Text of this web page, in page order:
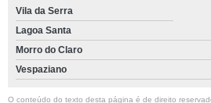
Vila da Serra
Lagoa Santa
Morro do Claro
Vespaziano
O conteúdo do texto desta página é de direito